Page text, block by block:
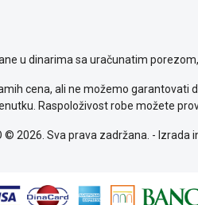
u dinarima sa uračunatim
cena, ali ne možemo
Raspoloživost robe možete
© 2026. Sva prava zadržana. - Izrada